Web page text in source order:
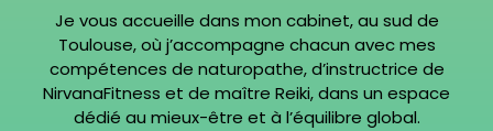
Je vous accueille dans mon cabinet, au sud de
Toulouse, où j’accompagne chacun avec mes
compétences de naturopathe, d’instructrice de
NirvanaFitness et de maître Reiki, dans un espace
dédié au mieux-être et à l’équilibre global.